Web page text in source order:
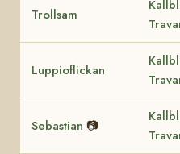
Trollsam
Luppioflickan
Sebastian 📷